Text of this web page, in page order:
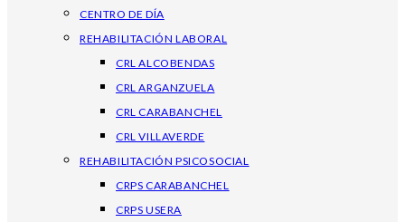
CENTRO DE DÍA
REHABILITACIÓN LABORAL
CRL ALCOBENDAS
CRL ARGANZUELA
CRL CARABANCHEL
CRL VILLAVERDE
REHABILITACIÓN PSICOSOCIAL
CRPS CARABANCHEL
CRPS USERA